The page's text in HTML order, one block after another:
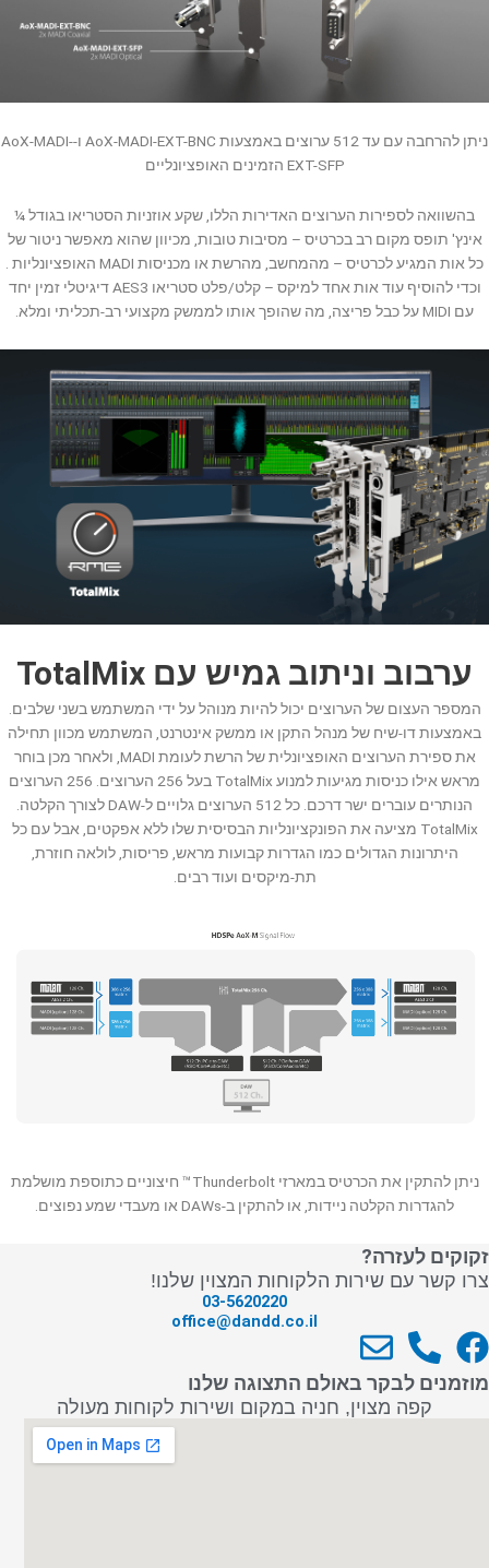
ניתן להרחבה עם עד 512 ערוצים באמצעות AoX-MADI-EXT-BNC ו-AoX-MADI-
EXT-SFP הזמינים האופציונליים
בהשוואה לספירות הערוצים האדירות הללו, שקע אוזניות הסטריאו בגודל ¼
אינץ' תופס מקום רב בכרטיס – מסיבות טובות, מכיוון שהוא מאפשר ניטור של
כל אות המגיע לכרטיס – מהמחשב, מהרשת או מכניסות MADI האופציונליות .
וכדי להוסיף עוד אות אחד למיקס – קלט/פלט סטריאו AES3 דיגיטלי זמין יחד
עם MIDI על כבל פריצה, מה שהופך אותו לממשק מקצועי רב-תכליתי ומלא.
ערבוב וניתוב גמיש עם TotalMix
המספר העצום של הערוצים יכול להיות מנוהל על ידי המשתמש בשני שלבים.
באמצעות דו-שיח של מנהל התקן או ממשק אינטרנט, המשתמש מכוון תחילה
את ספירת הערוצים האופציונלית של הרשת לעומת MADI, ולאחר מכן בוחר
מראש אילו כניסות מגיעות למנוע TotalMix בעל 256 הערוצים. 256 הערוצים
הנותרים עוברים ישר דרכם. כל 512 הערוצים גלויים ל-DAW לצורך הקלטה.
TotalMix מציעה את הפונקציונליות הבסיסית שלו ללא אפקטים, אבל עם כל
היתרונות הגדולים כמו הגדרות קבועות מראש, פריסות, לולאה חוזרת,
תת-מיקסים ועוד רבים.
ניתן להתקין את הכרטיס במארזי Thunderbolt™ חיצוניים כתוספת מושלמת
להגדרות הקלטה ניידות, או להתקין ב-DAWs או מעבדי שמע נפוצים.
זקוקים לעזרה?
צרו קשר עם שירות הלקוחות המצוין שלנו!
03-5620220
office@dandd.co.il
F
a
P
h
o
E
n
v
מוזמנים לבקר באולם התצוגה שלנו
קפה מצוין, חניה במקום ושירות לקוחות מעולה